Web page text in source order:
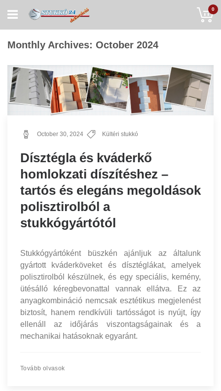
to
0
Monthly Archives: October 2024
October 30, 2024 Kültéri stukkó
Dísztégla és kváderkő
homlokzati díszítéshez –
tartós és elegáns megoldások
polisztirolból a
stukkógyártótól
Stukkógyártóként büszkén ajánljuk az általunk
gyártott kváderköveket és dísztéglákat, amelyek
polisztirolból készülnek, és egy speciális, kemény,
ütésálló kéregbevonattal vannak ellátva. Ez az
anyagkombináció nemcsak esztétikus megjelenést
biztosít, hanem rendkívüli tartósságot is nyújt, így
ellenáll az időjárás viszontagságainak és a
mechanikai hatásoknak egyaránt.
Tovább olvasok